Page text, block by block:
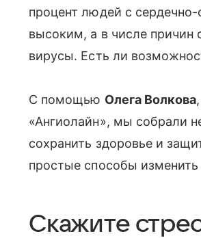
процент людей с
высоким, а в числе причин
вирусы. Есть ли
С помощью Олега Волкова
«Ангиолайн», мы собрали
сохранить здоровье и
простые способы
Скажите